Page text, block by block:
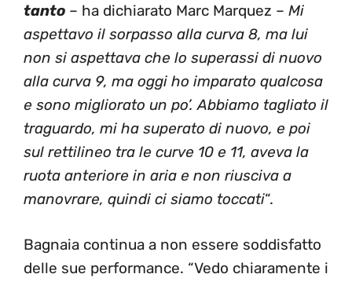
tanto – ha dichiarato Marc Marquez – Mi
aspettavo il sorpasso alla curva 8, ma lui
non si aspettava che lo superassi di nuovo
alla curva 9, ma oggi ho imparato qualcosa
e sono migliorato un po’. Abbiamo tagliato il
traguardo, mi ha superato di nuovo, e poi
sul rettilineo tra le curve 10 e 11, aveva la
ruota anteriore in aria e non riusciva a
manovrare, quindi ci siamo toccati“.
Bagnaia continua a non essere soddisfatto
delle sue performance. “Vedo chiaramente i